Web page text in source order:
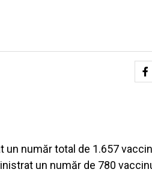
un număr total de 1.657
un număr de 780